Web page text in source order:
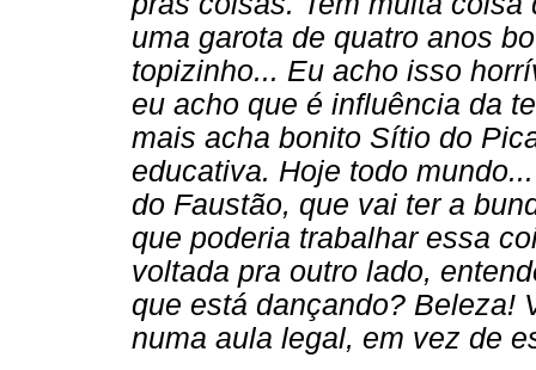
uma garota de quatro anos
topizinho... Eu acho isso
eu acho que é influência da
mais acha bonito Sítio do
educativa. Hoje todo
do Faustão, que vai ter a
que poderia trabalhar essa
voltada pra outro lado,
que está dançando? Beleza!
numa aula legal, em vez de